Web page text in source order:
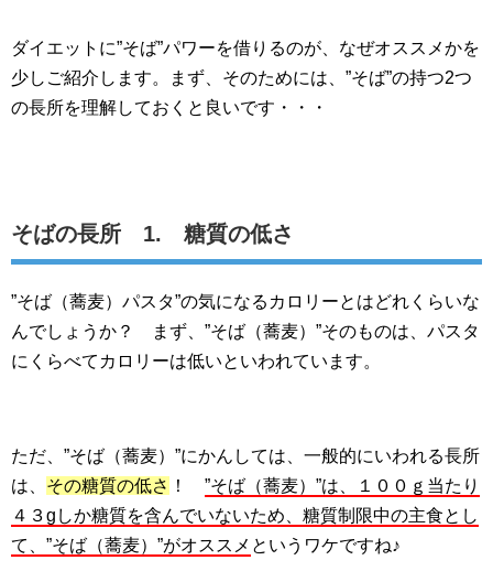
ダイエットに”そば”パワーを借りるのが、なぜオススメかを
少しご紹介します。まず、そのためには、”そば”の持つ2つ
の長所を理解しておくと良いです・・・
そばの長所 1. 糖質の低さ
”そば（蕎麦）パスタ”の気になるカロリーとはどれくらいな
んでしょうか？ まず、”そば（蕎麦）”そのものは、パスタ
にくらべてカロリーは低いといわれています。
ただ、”そば（蕎麦）”にかんしては、一般的にいわれる長所
は、 その糖質の低さ ！ ”そば（蕎麦）”は、１００ｇ当たり
４３gしか糖質を含んでいないため、糖質制限中の主食とし
て、”そば（蕎麦）”がオススメ というワケですね♪